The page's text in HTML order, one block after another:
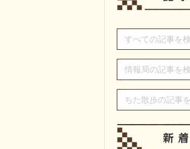
Search
for:
Search
for:
Search
for: